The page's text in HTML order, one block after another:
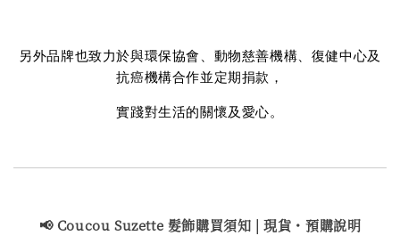
另外品牌也致力於與環保協會、動物慈善機構、復健中心及
抗癌機構合作並定期捐款，
實踐對生活的關懷及愛心。
📢 Coucou Suzette 髮飾購買須知 | 現貨・預購說明